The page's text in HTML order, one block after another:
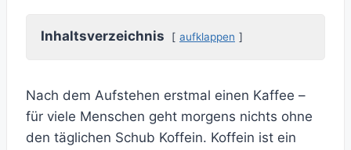
Inhaltsverzeichnis aufklappen
Nach dem Aufstehen erstmal einen Kaffee –
für viele Menschen geht morgens nichts ohne
den täglichen Schub Koffein. Koffein ist ein